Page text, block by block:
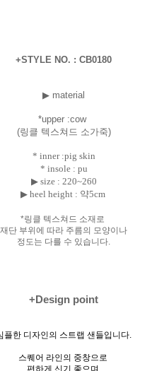
+STYLE NO. : CB0180
▶ material
*upper :cow
(링클 텍스쳐드 소가죽)
* inner :pig skin
* insole : pu
▶ size : 220~260
▶ heel height : 약5cm
*링클 텍스쳐드 소재로
재단 부위에 따라 주름의 모양이나
정도는 다를 수 있습니다.
+Design point
플한 디자인의 스트랩 샌들입니다.
스퀘어 라인의 중창으로
편하게 신기 좋으며